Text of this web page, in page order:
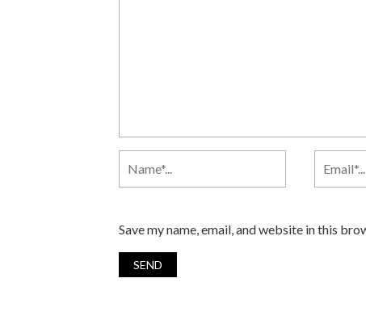
Save my name, email, and website in this